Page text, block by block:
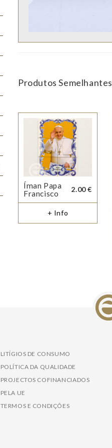
Produtos Semelhantes
Íman Papa
Francisco
2.00 €
+ Info
LITÍGIOS DE CONSUMO
POLÍTICA DA QUALIDADE
PROJECTOS COFINANCIADOS
PELA UE
TERMOS E CONDIÇÕES